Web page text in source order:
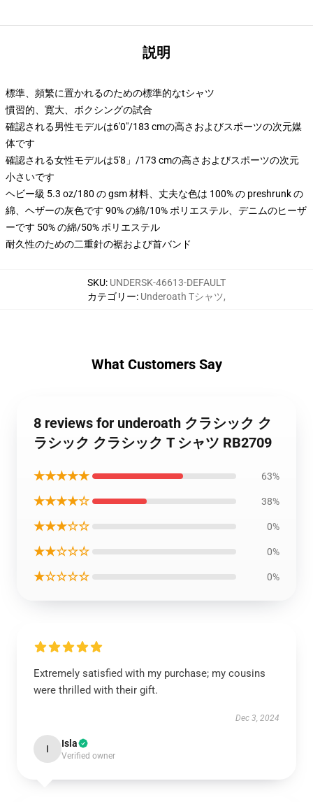
説明
標準、頻繁に置かれるのための標準的なtシャツ
慣習的、寛大、ボクシングの試合
確認される男性モデルは6'0"/183 cmの高さおよびスポーツの次元媒
体です
確認される女性モデルは5'8」/173 cmの高さおよびスポーツの次元
小さいです
ヘビー級 5.3 oz/180 の gsm 材料、丈夫な色は 100% の preshrunk の
綿、ヘザーの灰色です 90% の綿/10% ポリエステル、デニムのヒーザ
ーです 50% の綿/50% ポリエステル
耐久性のための二重針の裾および首バンド
SKU: UNDERSK-46613-DEFAULT
カテゴリー: Underoath Tシャツ,
What Customers Say
8 reviews for underoath クラシック ク
ラシック クラシック T シャツ RB2709
★★★★★ 63%
★★★★☆ 38%
★★★☆☆ 0%
★★☆☆☆ 0%
★☆☆☆☆ 0%
Extremely satisfied with my purchase; my cousins
were thrilled with their gift.
Dec 3, 2024
I Isla
Verified owner